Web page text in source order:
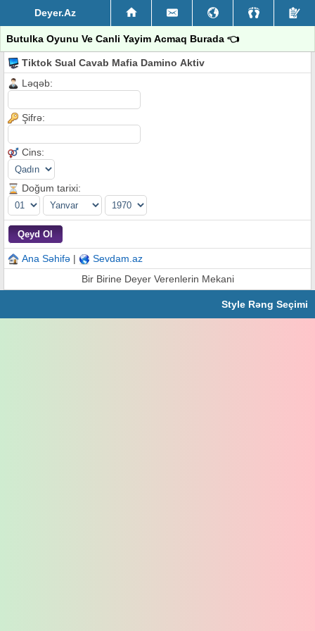
Deyer.Az
Butulka Oyunu Ve Canli Yayim Acmaq Burada 👈
Tiktok Sual Cavab Mafia Damino Aktiv
Ləqəb:
Şifrə:
Cins:
Doğum tarixi:
Ana Səhifə |
Sevdam.az
Bir Birine Deyer Verenlerin Mekani
Style Rəng Seçimi